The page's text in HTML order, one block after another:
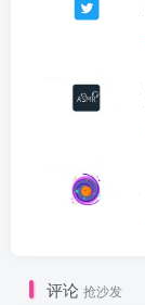
评论 抢沙发